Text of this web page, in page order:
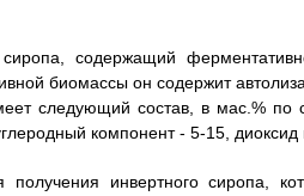
содержащий
биомассы он содержит
следующий состав, в мас.% по
компонент - 5-15, диоксид
получения инвертного сиропа,